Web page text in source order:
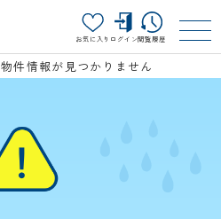
お気に入り ログイン閲覧履歴
物件情報が見つかりません